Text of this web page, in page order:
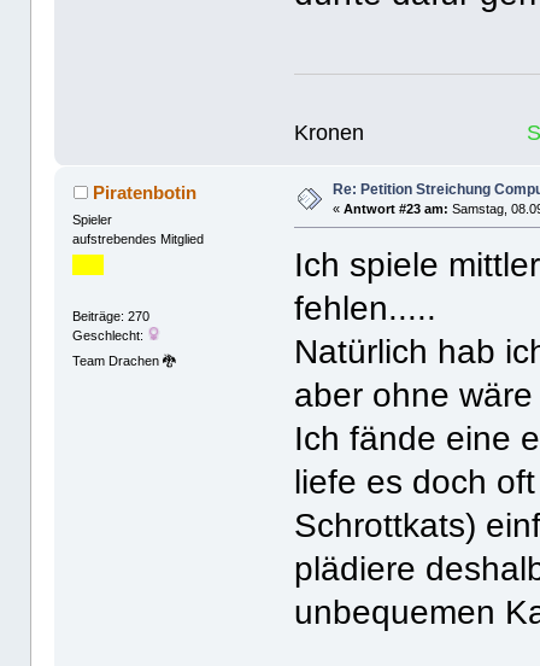
Kronen
Piratenbotin
Spieler
aufstrebendes Mitglied
Beiträge: 270
Geschlecht:
Team Drachen 🐉
Re: Petition Streichung
«Antwort #23 am: Samstag,
Ich spiele
fehlen.....
Natürlich hab
aber ohne
Ich fände eine
liefe es doch
Schrottkats)
plädiere
unbequemen